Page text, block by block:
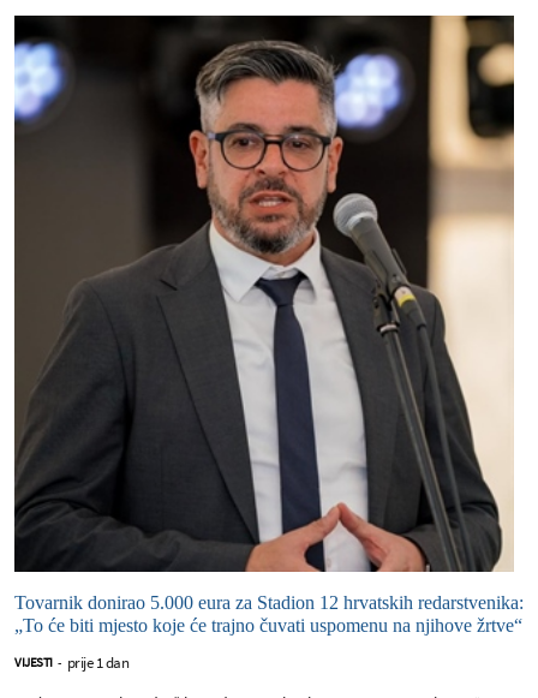
Tovarnik donirao 5.000 eura za Stadion 12 hrvatskih redarstvenika:
„To će biti mjesto koje će trajno čuvati uspomenu na njihove žrtve“
VIJESTI - prije 1 dan